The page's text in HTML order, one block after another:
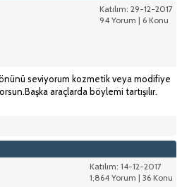
Katılım: 29-12-2017
94 Yorum | 6 Konu
seviyorum kozmetik veya modifiye
araçlarda böylemi tartışılır.
Katılım: 14-12-2017
1,864 Yorum | 36 Konu